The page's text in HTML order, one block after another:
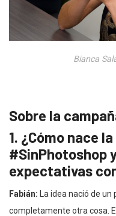
Bianca
Sobre la
1. ¿Cómo nace
#SinPhotoshop
expectativas
Fabián:
La idea nació de
completamente otra cosa.